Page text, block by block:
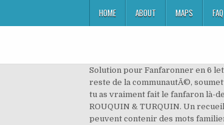
HOME ABOUT MAPS FAQ
Solution pour Fanfaronner en 6
reste de la communautÃ©,
tu as vraiment fait le fanfaron là-
ROUQUIN & TURQUIN. Un
peuvent contenir des mots